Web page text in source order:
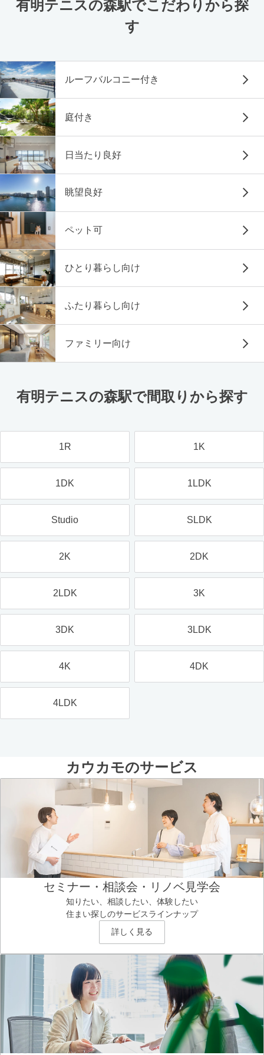
有明テニスの森駅でこだわりから探
す
ルーフバルコニー付き
庭付き
日当たり良好
眺望良好
ペット可
ひとり暮らし向け
ふたり暮らし向け
ファミリー向け
有明テニスの森駅で間取りから探す
1R 1K
1DK 1LDK
Studio SLDK
2K 2DK
2LDK 3K
3DK 3LDK
4K 4DK
4LDK
カウカモのサービス
セミナー・相談会・リノベ見学会
知りたい、相談したい、体験したい
住まい探しのサービスラインナップ
詳しく見る